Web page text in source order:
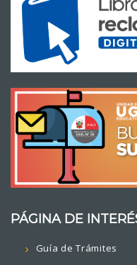
PÁGINA DE
Guía de Trámites